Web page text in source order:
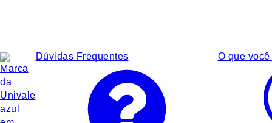
Dúvidas Frequentes O que